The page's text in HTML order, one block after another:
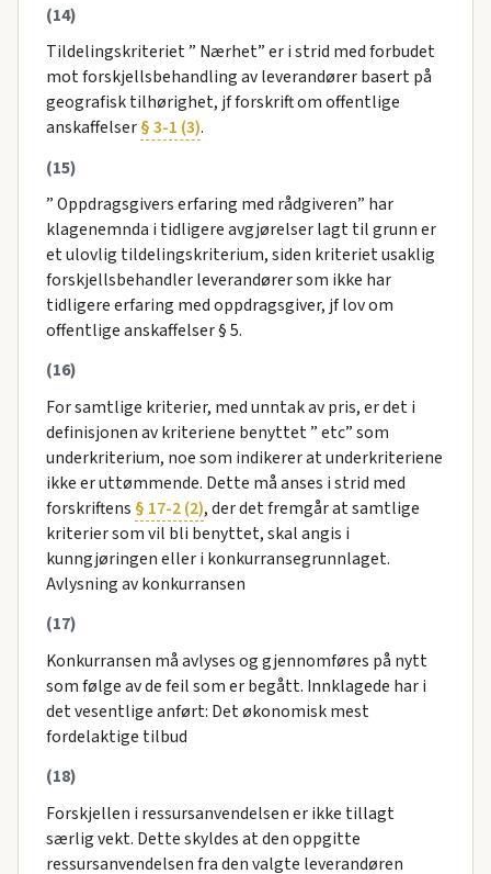
(14)
Tildelingskriteriet ” Nærhet” er i strid med forbudet
mot forskjellsbehandling av leverandører basert på
geografisk tilhørighet, jf forskrift om offentlige
anskaffelser§ 3-1 (3).
(15)
” Oppdragsgivers erfaring med rådgiveren” har
klagenemnda i tidligere avgjørelser lagt til grunn er
et ulovlig tildelingskriterium, siden kriteriet usaklig
forskjellsbehandler leverandører som ikke har
tidligere erfaring med oppdragsgiver, jf lov om
offentlige anskaffelser § 5.
(16)
For samtlige kriterier, med unntak av pris, er det i
definisjonen av kriteriene benyttet ” etc” som
underkriterium, noe som indikerer at underkriteriene
ikke er uttømmende. Dette må anses i strid med
forskriftens § 17-2 (2), der det fremgår at samtlige
kriterier som vil bli benyttet, skal angis i
kunngjøringen eller i konkurransegrunnlaget.
Avlysning av konkurransen
(17)
Konkurransen må avlyses og gjennomføres på nytt
som følge av de feil som er begått. Innklagede har i
det vesentlige anført: Det økonomisk mest
fordelaktige tilbud
(18)
Forskjellen i ressursanvendelsen er ikke tillagt
særlig vekt. Dette skyldes at den oppgitte
ressursanvendelsen fra den valgte leverandøren